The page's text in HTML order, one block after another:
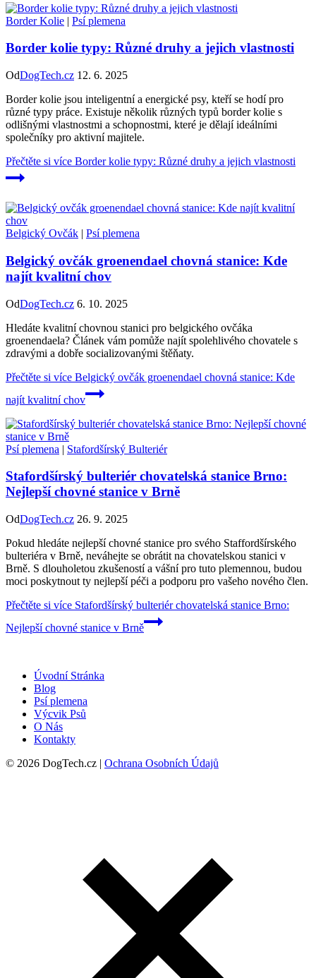
Border Kolie | Psí plemena
Border kolie typy: Různé druhy a jejich vlastnosti
OdDogTech.cz 12. 6. 2025
Border kolie jsou inteligentní a energické psy, kteří se hodí pro
různé typy práce. Existuje několik různých typů border kolie s
odlišnými vlastnostmi a schopnostmi, které je dělají ideálními
společníky pro aktivní majitele.
Přečtěte si více Border kolie typy: Různé druhy a jejich vlastnosti
Belgický Ovčák | Psí plemena
Belgický ovčák groenendael chovná stanice: Kde
najít kvalitní chov
OdDogTech.cz 6. 10. 2025
Hledáte kvalitní chovnou stanici pro belgického ovčáka
groenendaela? Článek vám pomůže najít spolehlivého chovatele s
zdravými a dobře socializovanými štěňaty.
Přečtěte si více Belgický ovčák groenendael chovná stanice: Kde
najít kvalitní chov
Psí plemena | Stafordšírský Bulteriér
Stafordšírský bulteriér chovatelská stanice Brno:
Nejlepší chovné stanice v Brně
OdDogTech.cz 26. 9. 2025
Pokud hledáte nejlepší chovné stanice pro svého Staffordšírského
bulteriéra v Brně, neváhejte se obrátit na chovatelskou stanici v
Brně. S dlouholetou zkušeností a vášní pro tuto plemennou, budou
moci poskytnout ty nejlepší péči a podporu pro vašeho nového člen.
Přečtěte si více Stafordšírský bulteriér chovatelská stanice Brno:
Nejlepší chovné stanice v Brně
Úvodní Stránka
Blog
Psí plemena
Výcvik Psů
O Nás
Kontakty
© 2026 DogTech.cz | Ochrana Osobních Údajů